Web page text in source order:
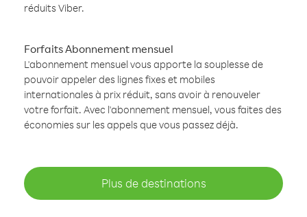
réduits Viber.
Forfaits Abonnement mensuel
L'abonnement mensuel vous apporte la souplesse de
pouvoir appeler des lignes fixes et mobiles
internationales à prix réduit, sans avoir à renouveler
votre forfait. Avec l'abonnement mensuel, vous faites des
économies sur les appels que vous passez déjà.
Plus de destinations